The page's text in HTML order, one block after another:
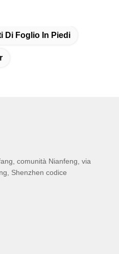
Di Foglio In Piedi
comunità Nianfeng, via
Shenzhen codice